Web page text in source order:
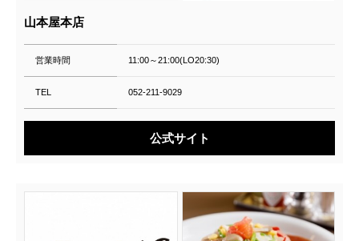
山本屋本店
営業時間 11:00～21:00(LO20:30)
TEL 052-211-9029
公式サイト